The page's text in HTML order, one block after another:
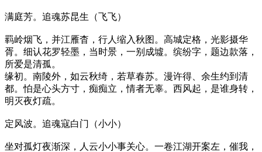
满庭芳。追魂苏昆生（飞飞）
羁岭烟飞，并江雁杳，行人缩入秋图。高城定格，光影摄华
胥。细认花罗轻墨，当时景，一别成墟。缤纷字，题边款落，
所爱是清孤。
缘初。南陵外，如云秋绮，若草春苏。漫许得、余生约到清
都。怕是心头方寸，痴痴立，情者无辜。西风起，是谁身转，
明灭夜灯疏。
定风波。追魂寇白门（小小）
坐对孤灯夜渐深，人云小小事关心。一卷江湖开案左，催我，